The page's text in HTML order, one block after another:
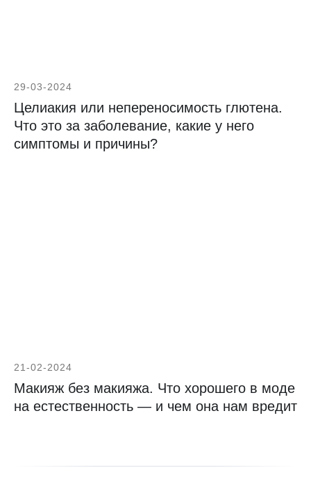
29-03-2024
Целиакия или непереносимость глютена.
Что это за заболевание, какие у него
симптомы и причины?
21-02-2024
Макияж без макияжа. Что хорошего в моде
на естественность — и чем она нам вредит